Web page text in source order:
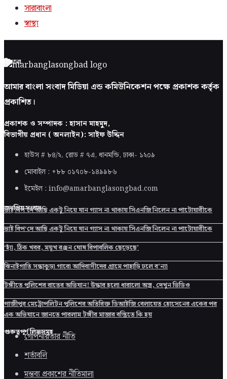
সারাবাংলা
স্বাস্থ্য
ঠিকানা
আমার বাংলা সংবাদ মিডিয়া এন্ড কমিউনিকেশন পক্ষে প্রকাশক কর্তৃক
প্রকাশিত।
প্রকাশক ও সম্পাদক : হাসান মাহমুদ,
বিভাগীয় প্রধান ( অনলাইন): সাইফ উদ্দিন
হাউস # ৮৪/২, রোড # ৭এ, ধানমন্ডি, ঢাকা- ১২০৯
মোবাইল : +৮৮ ০১৭০৮-১৪৯৯৮৬
ইমেইল : info@amarbanglasongbad.com
জনপ্রিয় সংবাদ
ভাই বিপ‘দে আছি একটু নিয়ে যান গ্যাস না থাকায় সিএনজি নিলেন না পাটোয়ারীকে
ভাই বিপ‘দে আছি একটু নিয়ে যান গ্যাস না থাকায় সিএনজি নিলেন না পাটোয়ারীকে
‘হ্যাঁ, ঠিক খবর, ময়ূখ রঞ্জন ঘোষ রিপাবলিক ছেড়েছে’
ঝিনাইগাতি সন্ধাকুড়া গারো আদিবাসীদের গ্রামে পাহাড়ি ঢলে ব’ন্যা
টঙ্গীতে পুলিশের রাতের অভিযান! উদ্ধার হলো ধারালো অস্ত্র, দেখুন ভিডিও
গাজীপুর মেট্রোপলিটন পুলিশের অতিরিক্ত ডিআইজি বেলায়েত হোসেনের একের পর
এক অভিযানে জানতে পারলাম টঙ্গীর মাজার বস্তিতে কি হয়
গুরুত্বপূর্ণ লিঙ্কসমূহ
গোপনীয়তার নীতি
শর্তাবলি
মন্তব্য প্রকাশের নীতিমালা